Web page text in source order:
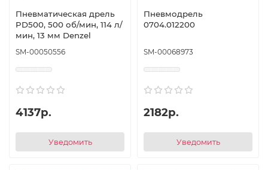
Пневматическая дрель
PD500, 500 об/мин, 114 л/
мин, 13 мм Denzel
SM-00050556
4137р.
Уведомить
Пневмодрель
0704.012200
SM-00068973
2182р.
Уведомить